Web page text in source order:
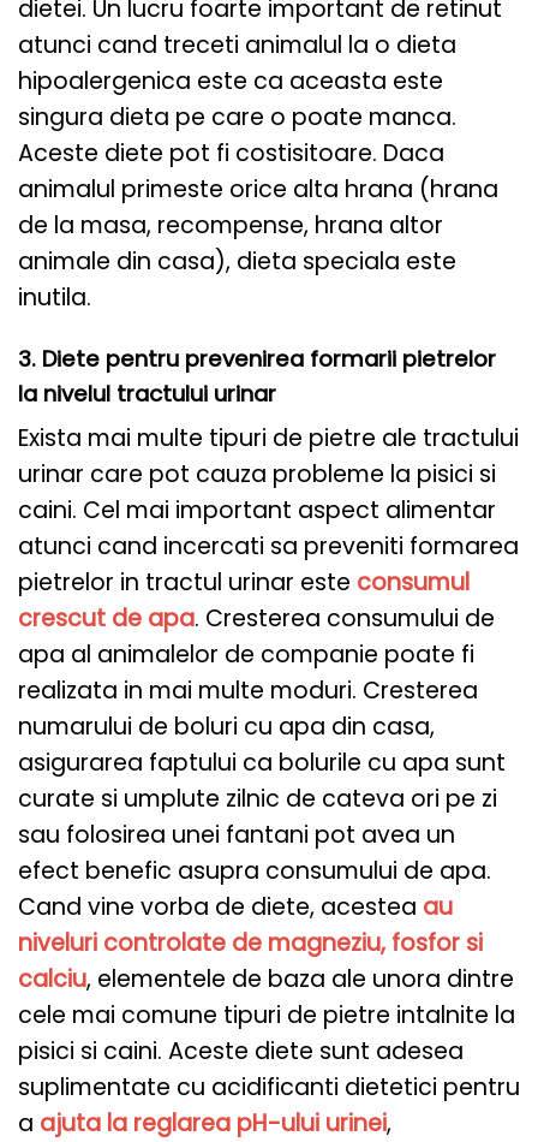
dietei. Un lucru foarte important de retinut
atunci cand treceti animalul la o dieta
hipoalergenica este ca aceasta este
singura dieta pe care o poate manca.
Aceste diete pot fi costisitoare. Daca
animalul primeste orice alta hrana (hrana
de la masa, recompense, hrana altor
animale din casa), dieta speciala este
inutila.
3. Diete pentru prevenirea formarii pietrelor
la nivelul tractului urinar
Exista mai multe tipuri de pietre ale tractului
urinar care pot cauza probleme la pisici si
caini. Cel mai important aspect alimentar
atunci cand incercati sa preveniti formarea
pietrelor in tractul urinar este consumul
crescut de apa. Cresterea consumului de
apa al animalelor de companie poate fi
realizata in mai multe moduri. Cresterea
numarului de boluri cu apa din casa,
asigurarea faptului ca bolurile cu apa sunt
curate si umplute zilnic de cateva ori pe zi
sau folosirea unei fantani pot avea un
efect benefic asupra consumului de apa.
Cand vine vorba de diete, acestea au
niveluri controlate de magneziu, fosfor si
calciu, elementele de baza ale unora dintre
cele mai comune tipuri de pietre intalnite la
pisici si caini. Aceste diete sunt adesea
suplimentate cu acidificanti dietetici pentru
a ajuta la reglarea pH-ului urinei,